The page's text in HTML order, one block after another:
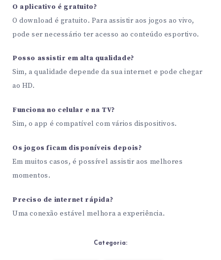
O aplicativo é gratuito?
O download é gratuito. Para assistir aos jogos ao vivo,
pode ser necessário ter acesso ao conteúdo esportivo.
Posso assistir em alta qualidade?
Sim, a qualidade depende da sua internet e pode chegar
ao HD.
Funciona no celular e na TV?
Sim, o app é compatível com vários dispositivos.
Os jogos ficam disponíveis depois?
Em muitos casos, é possível assistir aos melhores
momentos.
Preciso de internet rápida?
Uma conexão estável melhora a experiência.
Categoria: